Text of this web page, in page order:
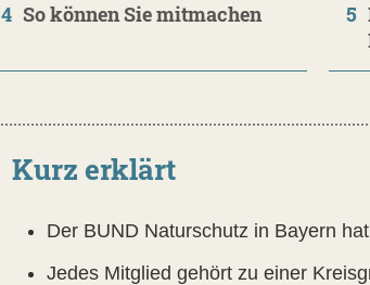
4 So können Sie mitmachen 5
Kurz erklärt
Der BUND Naturschutz in Bayern
Jedes Mitglied gehört zu einer